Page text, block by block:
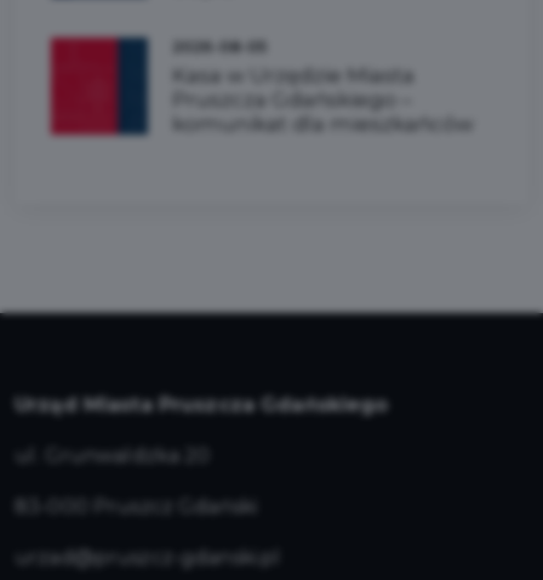
Kasa w Urzędzie Miasta
Pruszcza Gdańskiego –
komunikat dla mieszkańców
Urząd Miasta Pruszcza Gdańskiego
ul. Grunwaldzka 20
83-000 Pruszcz Gdański
urzad@pruszcz-gdanski.pl